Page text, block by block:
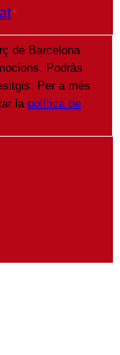
*
de Barcelona
Podràs
Per a més
la política de